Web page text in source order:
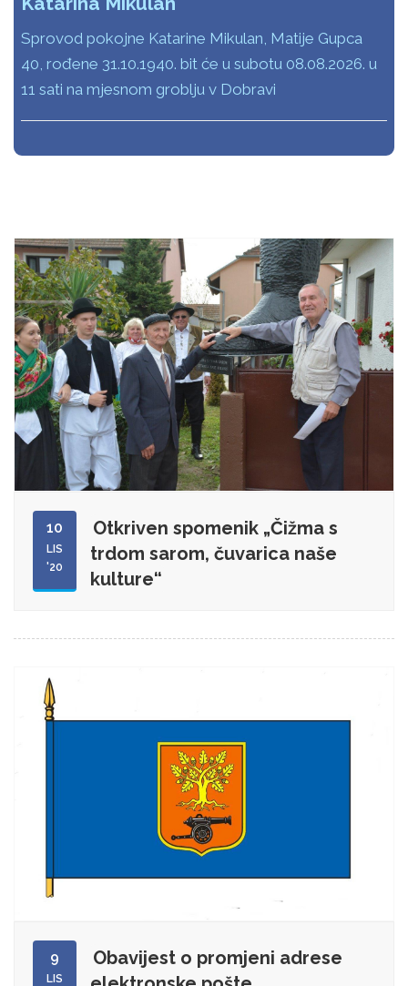
Sprovod pokojne Katarine Mikulan, Matije Gupca
40, rođene 31.10.1940. bit će u subotu 08.08.2026. u
11 sati na mjesnom groblju v Dobravi
10
LIS
'20
Otkriven spomenik „Čižma s
trdom sarom, čuvarica naše
kulture“
9
LIS
Obavijest o promjeni adrese